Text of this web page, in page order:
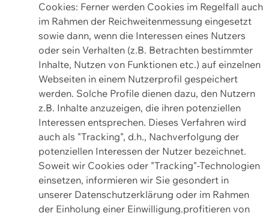
Cookies: Ferner werden Cookies im Regelfall auch
im Rahmen der Reichweitenmessung eingesetzt
sowie dann, wenn die Interessen eines Nutzers
oder sein Verhalten (z.B. Betrachten bestimmter
Inhalte, Nutzen von Funktionen etc.) auf einzelnen
Webseiten in einem Nutzerprofil gespeichert
werden. Solche Profile dienen dazu, den Nutzern
z.B. Inhalte anzuzeigen, die ihren potenziellen
Interessen entsprechen. Dieses Verfahren wird
auch als "Tracking", d.h., Nachverfolgung der
potenziellen Interessen der Nutzer bezeichnet.
Soweit wir Cookies oder "Tracking"-Technologien
einsetzen, informieren wir Sie gesondert in
unserer Datenschutzerklärung oder im Rahmen
der Einholung einer Einwilligung.profitieren von